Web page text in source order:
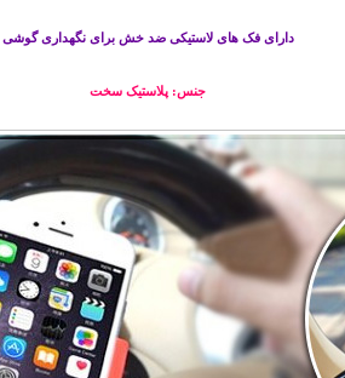
دارای فک های لاستیکی ضد خش برای نگهداری گوشی
جنس: پلاستیک سخت